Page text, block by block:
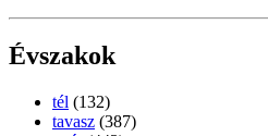
Évszakok
tél (132)
tavasz (387)